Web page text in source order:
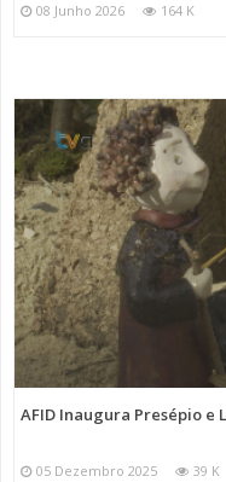
08 Junho 2026 164 K
AFID Inaugura Presépio e
05 Dezembro 2025 39 K